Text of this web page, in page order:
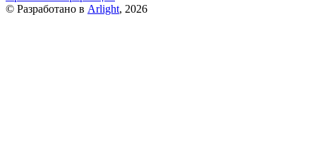
© Разработано в Arlight, 2026